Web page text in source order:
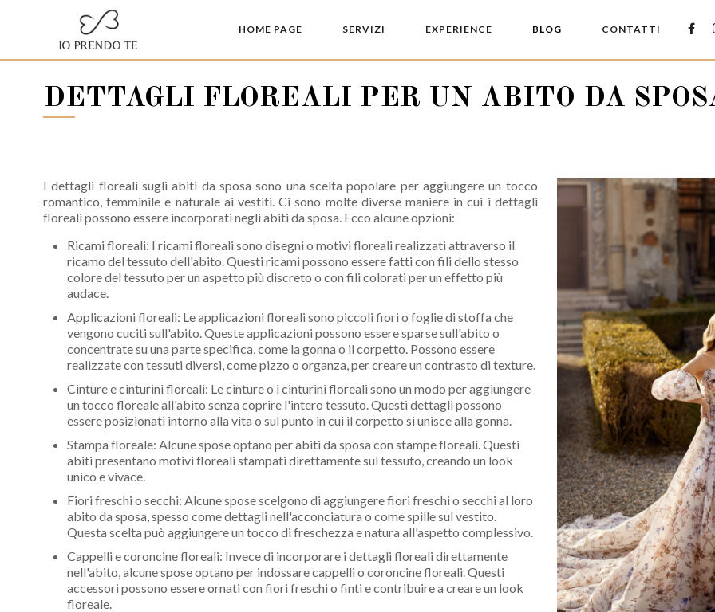
HOME PAGE SERVIZI EXPERIENCE BLOG CONTATTI
DETTAGLI FLOREALI PER UN ABITO DA
I dettagli floreali sugli abiti da sposa sono una scelta popolare per aggiungere un tocco
romantico, femminile e naturale ai vestiti. Ci sono molte diverse maniere in cui i dettagli
floreali possono essere incorporati negli abiti da sposa. Ecco alcune opzioni:
Ricami floreali: I ricami floreali sono disegni o motivi floreali realizzati attraverso il
ricamo del tessuto dell'abito. Questi ricami possono essere fatti con fili dello stesso
colore del tessuto per un aspetto più discreto o con fili colorati per un effetto più
audace.
Applicazioni floreali: Le applicazioni floreali sono piccoli fiori o foglie di stoffa che
vengono cuciti sull'abito. Queste applicazioni possono essere sparse sull'abito o
concentrate su una parte specifica, come la gonna o il corpetto. Possono essere
realizzate con tessuti diversi, come pizzo o organza, per creare un contrasto di texture.
Cinture e cinturini floreali: Le cinture o i cinturini floreali sono un modo per aggiungere
un tocco floreale all'abito senza coprire l'intero tessuto. Questi dettagli possono
essere posizionati intorno alla vita o sul punto in cui il corpetto si unisce alla gonna.
Stampa floreale: Alcune spose optano per abiti da sposa con stampe floreali. Questi
abiti presentano motivi floreali stampati direttamente sul tessuto, creando un look
unico e vivace.
Fiori freschi o secchi: Alcune spose scelgono di aggiungere fiori freschi o secchi al loro
abito da sposa, spesso come dettagli nell'acconciatura o come spille sul vestito.
Questa scelta può aggiungere un tocco di freschezza e natura all'aspetto complessivo.
Cappelli e coroncine floreali: Invece di incorporare i dettagli floreali direttamente
nell'abito, alcune spose optano per indossare cappelli o coroncine floreali. Questi
accessori possono essere ornati con fiori freschi o finti e contribuire a creare un look
floreale.